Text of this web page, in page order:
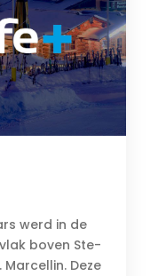
werd in de
boven Ste-
Deze